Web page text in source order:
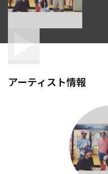
アーティスト情報